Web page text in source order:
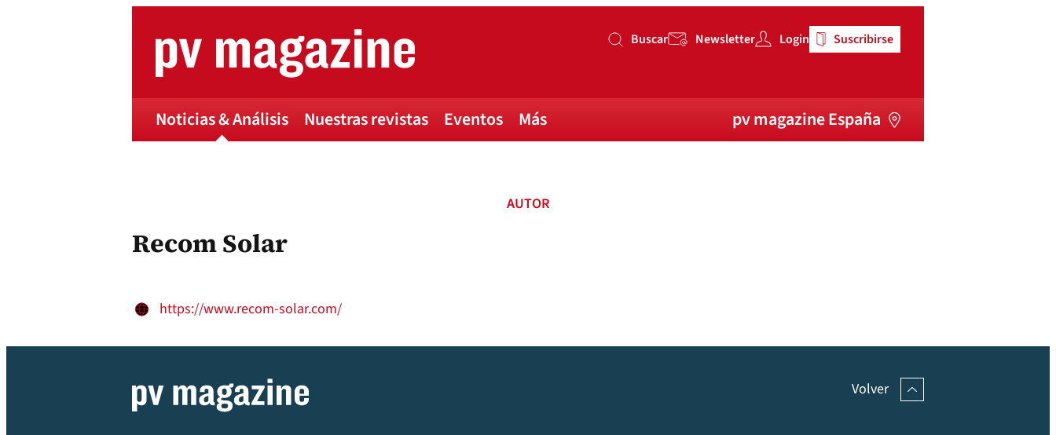
Buscar
Buscar Newsletter Login Suscribirse
Noticias & Análisis Nuestras revistas Eventos Más pv magazine España
AUTOR
Recom Solar
https://www.recom-solar.com/
Volver